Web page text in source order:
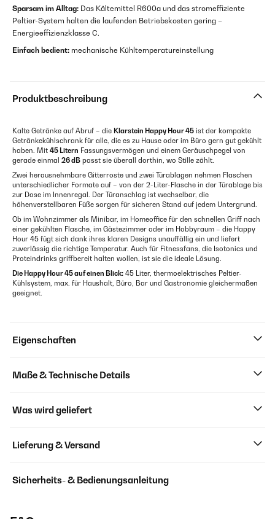
Sparsam im Alltag: Das Kältemittel R600a und das stromeffiziente
Peltier-System halten die laufenden Betriebskosten gering –
Energieeffizienzklasse C.
Einfach bedient: mechanische Kühltemperatureinstellung
Produktbeschreibung
Kalte Getränke auf Abruf – die Klarstein Happy Hour 45 ist der kompakte
Getränkekühlschrank für alle, die es zu Hause oder im Büro gern gut gekühlt
haben. Mit 45 Litern Fassungsvermögen und einem Geräuschpegel von
gerade einmal 26 dB passt sie überall dorthin, wo Stille zählt.
Zwei herausnehmbare Gitterroste und zwei Türablagen nehmen Flaschen
unterschiedlicher Formate auf – von der 2-Liter-Flasche in der Türablage bis
zur Dose im Innenregal. Der Türanschlag ist wechselbar, die
höhenverstellbaren Füße sorgen für sicheren Stand auf jedem Untergrund.
Ob im Wohnzimmer als Minibar, im Homeoffice für den schnellen Griff nach
einer gekühlten Flasche, im Gästezimmer oder im Hobbyraum – die Happy
Hour 45 fügt sich dank ihres klaren Designs unauffällig ein und liefert
zuverlässig die richtige Temperatur. Auch für Fitnessfans, die Isotonics und
Proteindrinks griffbereit halten wollen, ist sie die ideale Lösung.
Die Happy Hour 45 auf einen Blick: 45 Liter, thermoelektrisches Peltier-
Kühlsystem, max. für Haushalt, Büro, Bar und Gastronomie gleichermaßen
geeignet.
Eigenschaften
Maße & Technische Details
Was wird geliefert
Lieferung & Versand
Sicherheits- & Bedienungsanleitung